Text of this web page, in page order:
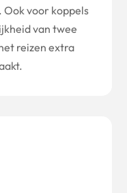
voor koppels
van twee
reizen extra